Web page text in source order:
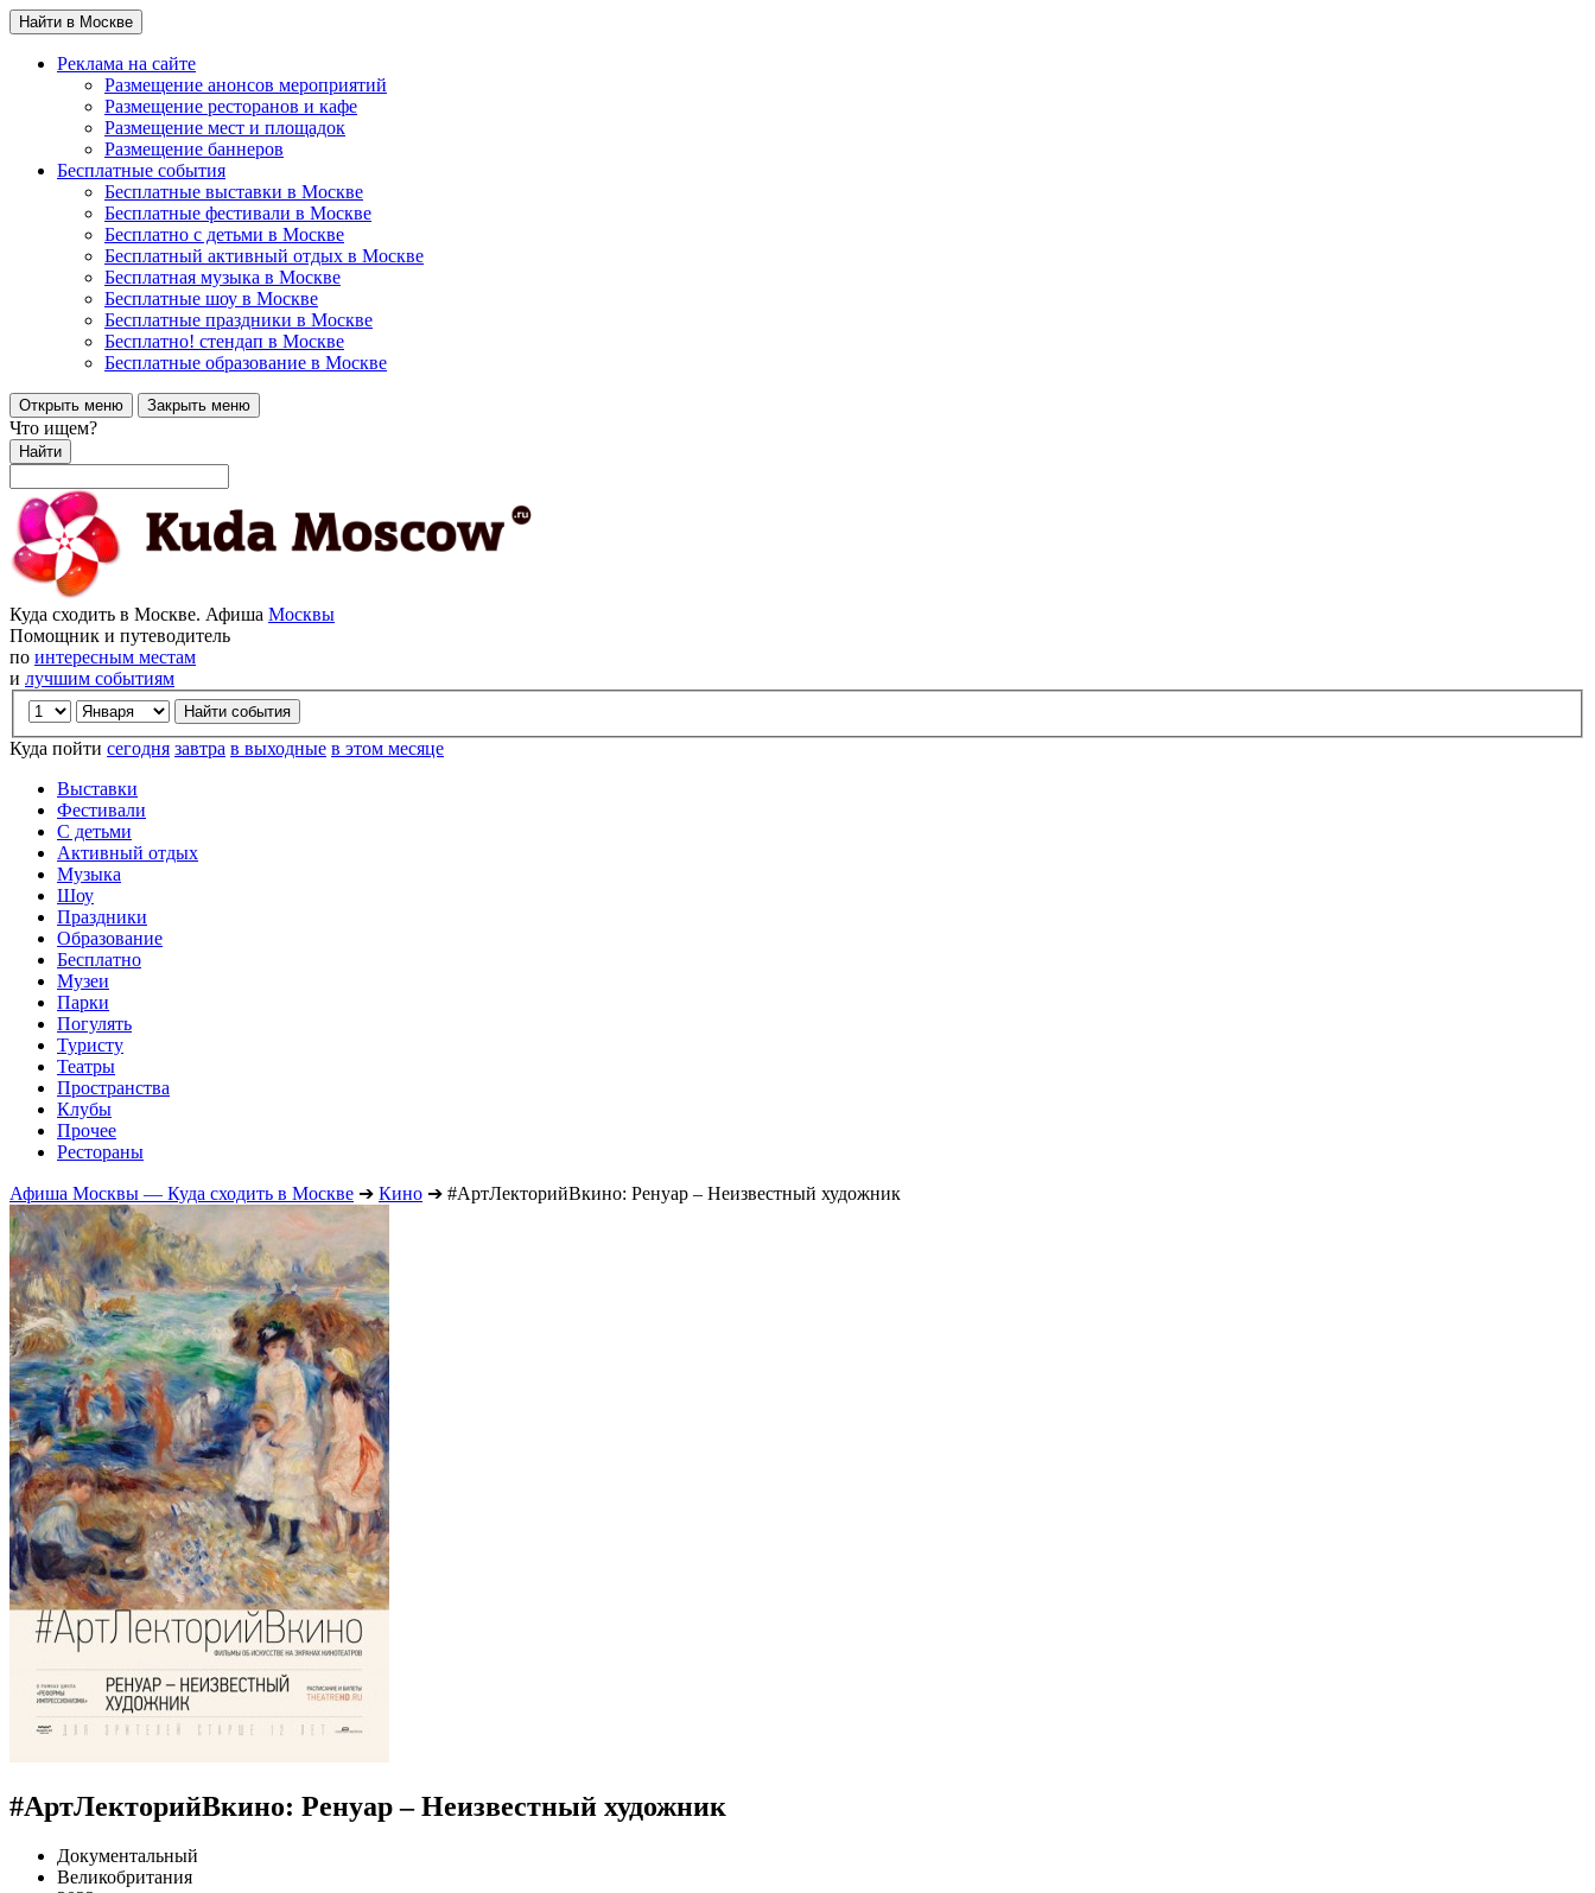
Найти в Москве
Реклама на сайте
Размещение анонсов мероприятий
Размещение ресторанов и кафе
Размещение мест и площадок
Размещение баннеров
Бесплатные события
Бесплатные выставки в Москве
Бесплатные фестивали в Москве
Бесплатно с детьми в Москве
Бесплатный активный отдых в Москве
Бесплатная музыка в Москве
Бесплатные шоу в Москве
Бесплатные праздники в Москве
Бесплатно! стендап в Москве
Бесплатные образование в Москве
Открыть меню Закрыть меню
Что ищем?
Найти
Куда сходить в Москве. Афиша Москвы
Помощник и путеводитель
по интересным местам
и лучшим событиям
Куда пойти сегодня завтра в выходные в этом месяце
Выставки
Фестивали
С детьми
Активный отдых
Музыка
Шоу
Праздники
Образование
Бесплатно
Музеи
Парки
Погулять
Туристу
Театры
Пространства
Клубы
Прочее
Рестораны
Афиша Москвы — Куда сходить в Москве ➔ Кино ➔ #АртЛекторийВкино: Ренуар – Неизвестный художник
#АртЛекторийВкино: Ренуар – Неизвестный художник
Документальный
Великобритания